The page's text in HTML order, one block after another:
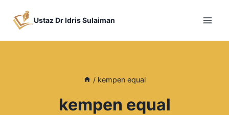
Ustaz Dr Idris Sulaiman
/ kempen equal
kempen equal